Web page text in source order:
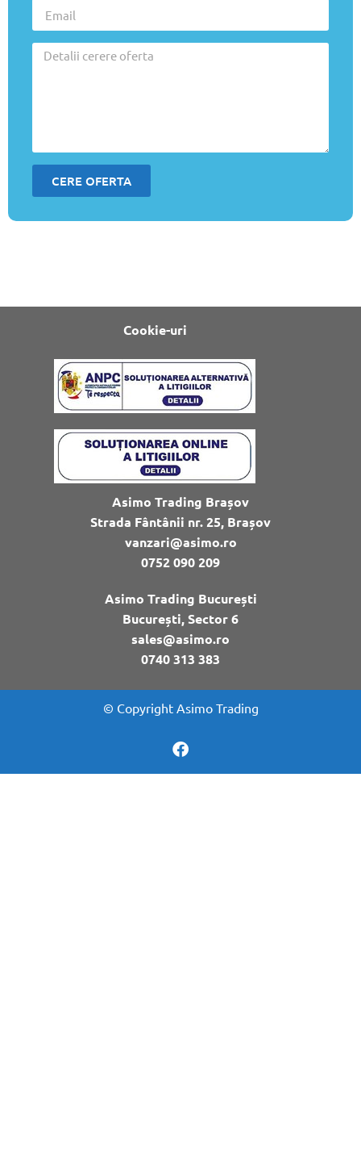
CERE OFERTA
Cookie-uri
Asimo Trading Brașov
Strada Fântânii nr. 25, Brașov
vanzari@asimo.ro
0752 090 209
Asimo Trading București
București, Sector 6
sales@asimo.ro
0740 313 383
© Copyright Asimo Trading